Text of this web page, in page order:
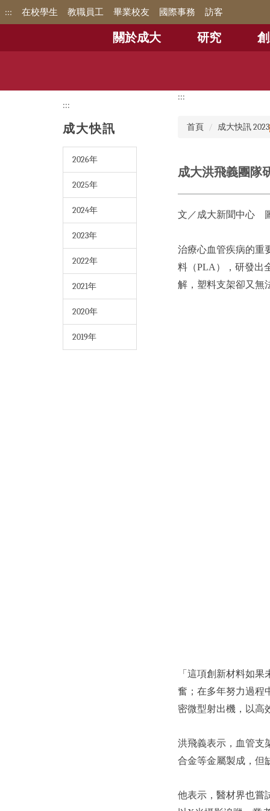
跳
::: 在校學生 教職員工 畢業校友 國際事務 訪客
關於成大 研究
:::
成大快訊
2026年
2025年
2024年
2023年
2022年
2021年
2020年
2019年
:::
首頁 成大快訊 2023
成大洪飛義團隊
文／成大新聞中心
治療心血管疾病的重
料（PLA），研發出
解，塑料支架卻又無
「這項創新材料如
奮；在多年努力過程
密微型射出機，以高
洪飛義表示，血管支
合金等金屬製成，但
他表示，醫材界也嘗